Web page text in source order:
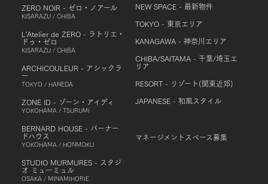
ZERO NOIR - ゼロ・ノアール
KISARAZU / CHIBA
L'Atelier de ZERO - ラトリエ・
ドゥ・ゼロ
KISARAZU / CHIBA
ARCHICOULEUR - アシックラ
ー
TOKYO / HANEDA
ZONE ID - ゾーン・アイディ
YOKOHAMA / TSURUMI
BERNARD HOUSE - バーナー
ドハウス
YOKOHAMA / HONMOKU
STUDIO MURMURES - スタジ
オ ミューミュル
OSAKA / MINAMIHORIE
NEW SPACE - 最新物件
TOKYO - 東京エリア
KANAGAWA - 神奈川エリア
CHIBA/SAITAMA - 千葉/埼玉エ
リア
RESORT - リゾート(関東近郊)
JAPANESE - 和風スタイル
マネージメントスペース募集